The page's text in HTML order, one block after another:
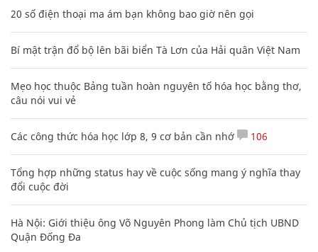
20 số điện thoại ma ám bạn không bao giờ nên gọi
Bí mật trận đổ bộ lên bãi biển Tà Lơn của Hải quân Việt Nam
Mẹo học thuộc Bảng tuần hoàn nguyên tố hóa học bằng thơ,
câu nói vui vẻ
Các công thức hóa học lớp 8, 9 cơ bản cần nhớ 106
Tổng hợp những status hay về cuộc sống mang ý nghĩa thay
đổi cuộc đời
Hà Nội: Giới thiệu ông Võ Nguyên Phong làm Chủ tịch UBND
Quận Đống Đa